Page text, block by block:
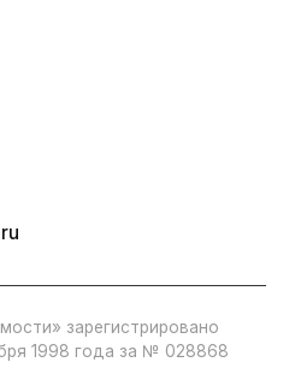
зарегистрировано
1998 года за № 028868